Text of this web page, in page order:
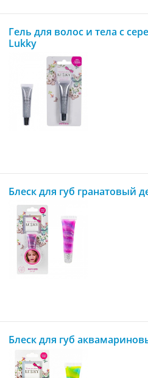
Гель для волос и тела с
Lukky
Блеск для губ гранатовый
Блеск для губ